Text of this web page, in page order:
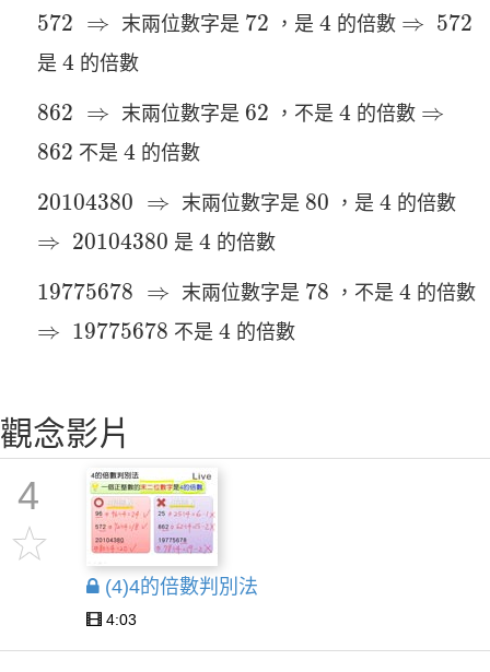
572 ⇒
572 ⇒ 末兩位數字是 72
72 ，是 4
4 的倍數 ⇒
⇒ 572
572
是 4
4 的倍數
862 ⇒
862 ⇒ 末兩位數字是 62
62 ，不是 4
4 的倍數 ⇒
⇒
862
862 不是 4
4 的倍數
20104380 ⇒
20104380 ⇒ 末兩位數字是 80
80 ，是 4
4 的倍數
⇒
⇒ 20104380
20104380是 4
4 的倍數
19775678 ⇒
19775678 ⇒ 末兩位數字是 78
78 ，不是 4
4 的倍數
⇒
⇒ 19775678
19775678不是 4
4 的倍數
觀念影片
4
(4)4的倍數判別法
4:03